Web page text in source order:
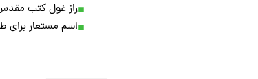
راز غول کتب
اسم مستعار برای